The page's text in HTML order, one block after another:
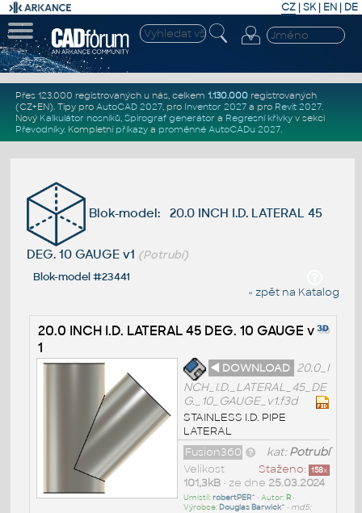
CZ | SK| EN | DE
Přes 123.000 registrovaných u nás, celkem 1.130.000registrovaných
(CZ+EN). Tipy pro AutoCAD 2027, pro Inventor 2027a pro Revit 2027.
Nový Kalkulátor nosníků, Spirograf generátor a Regresní křivkyv sekci
Převodníky. Kompletní příkazya proměnné AutoCADu 2027.
Blok-model: 20.0 INCH I.D. LATERAL 45
DEG. 10 GAUGE v1 (Potrubí)
Blok-model #23441
« zpět na Katalog
20.0 INCH I.D. LATERAL 45 DEG. 10 GAUGE v
1
◄ DOWNLOAD 20.0_I
NCH_I.D._LATERAL_45_DE
G._10_GAUGE_v1.f3d
STAINLESS I.D. PIPE
LATERAL
kat:Potrubí
Fusion360
Staženo: 158x
Velikost
101,3kB• ze dne 25.03.2024
Umístil:robertPER^ • Autor: R•
Výrobce: Douglas Barwick^ • md5: